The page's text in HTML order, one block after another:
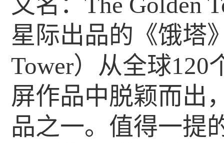
星际出品的《饿塔
Tower）从全球120
屏作品中脱颖而出
品之一。值得一提